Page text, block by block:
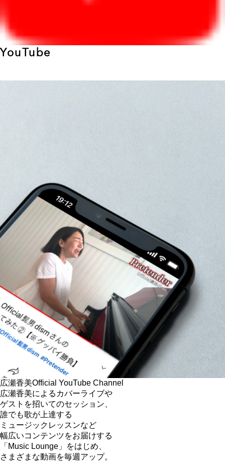
YouTube
広瀬香美Official YouTube Channel
広瀬香美によるカバーライブや
ゲストを招いてのセッション、
誰でも歌が上達する
ミュージックレッスンなど
幅広いコンテンツをお届けする
「Music Lounge」をはじめ、
さまざまな動画を毎週アップ。